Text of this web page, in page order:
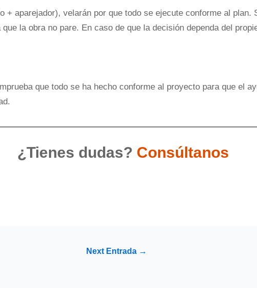
+ aparejador), velarán por que todo se ejecute conforme al plan.
la obra no pare. En caso de que la decisión dependa del
que todo se ha hecho conforme al proyecto para que el
¿Tienes dudas? Consúltanos
Next Entrada →